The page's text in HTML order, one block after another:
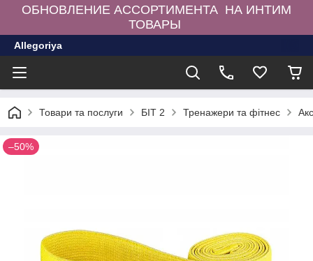
ОБНОВЛЕНИЕ АССОРТИМЕНТА НА ИНТИМ
ТОВАРЫ
Allegoriya
Товари та послуги БІТ 2 Тренажери та фітнес
–50%